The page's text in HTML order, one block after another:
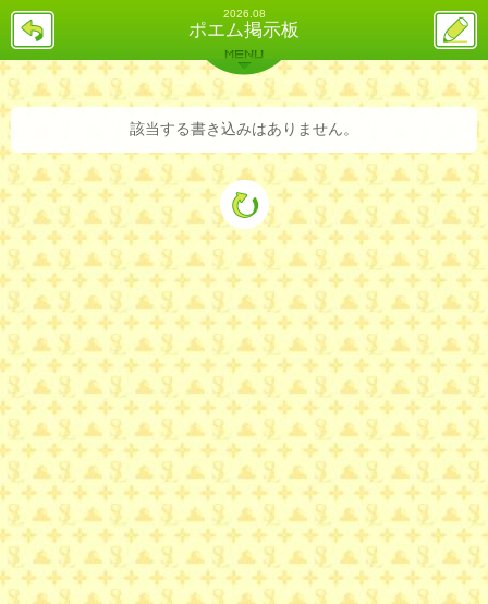
2026.08
ポエム掲示板
戻
ス
投
稿
バックナンバー 詳細検索 ランキング
MENU
該当する書き込みはありません。